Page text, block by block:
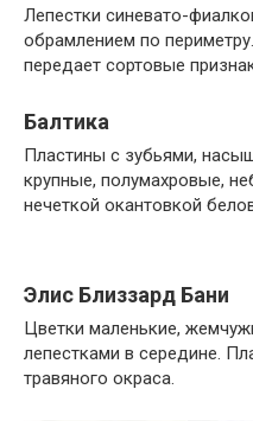
Лепестки синевато-
обрамлением по
передает сортовые
Балтика
Пластины с зубьями,
крупные, полумахровые,
нечеткой окантовкой
Элис Близзард Бани
Цветки маленькие,
лепестками в середине.
травяного окраса.